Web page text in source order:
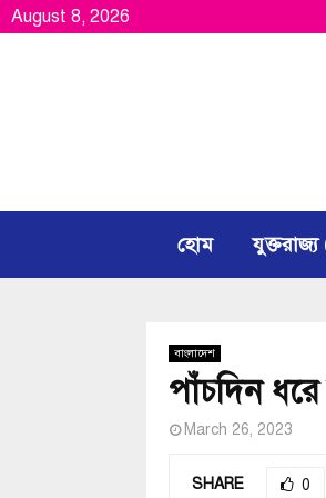
August 8, 2026
হোম
বাংলাদেশ
পাঁচদিন
March 26, 2023
SHARE 0